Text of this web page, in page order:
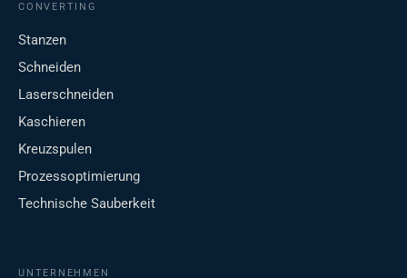
CONVERTING
Stanzen
Schneiden
Laserschneiden
Kaschieren
Kreuzspulen
Prozessoptimierung
Technische Sauberkeit
UNTERNEHMEN